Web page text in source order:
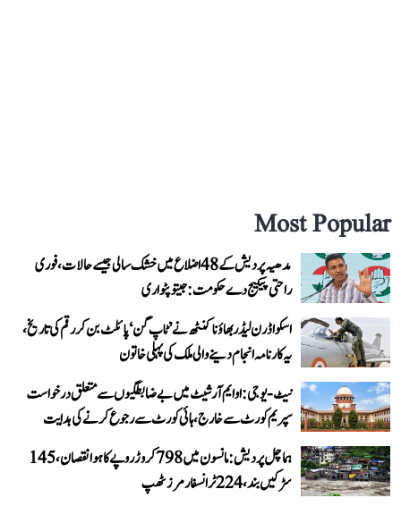
Most Popular
مدھیہ پردیش کے 48 اضلاع میں خشک سالی جیسے حالات، فوری
راحتی پیکیج دے حکومت: جیتو پٹواری
اسکواڈرن لیڈر بھاؤنا کنٹھ نے ’ٹاپ گن‘ پائلٹ بن کر رقم کی تاریخ،
یہ کارنامہ انجام دینے والی ملک کی پہلی خاتون
نیٹ-یو جی: او ایم آر شیٹ میں بے ضابطگیوں سے متعلق درخواست
سپریم کورٹ سے خارج، ہائی کورٹ سے رجوع کرنے کی ہدایت
ہماچل پردیش: مانسون میں 798 کروڑ روپے کا ہوا نقصان، 145
سڑکیں بند، 224 ٹرانسفارمرز ٹھپ